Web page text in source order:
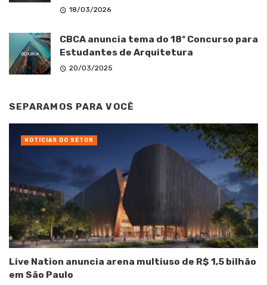
18/03/2026
CBCA anuncia tema do 18º Concurso para
Estudantes de Arquitetura
20/03/2025
SEPARAMOS PARA VOCÊ
Live Nation anuncia arena multiuso de R$ 1,5 bilhão
em São Paulo
NOTÍCIAS DO SETOR